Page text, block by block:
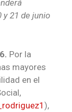
y 21 de junio
Por la
mayores
en el
),